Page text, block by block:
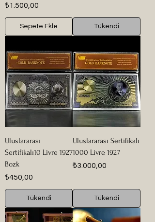
Fiyat
₺1.500,00
Sepete Ekle Tükendi
Uluslararası
Sertifikalı10 Livre 1927
Bozk
Fiyat
₺450,00
Tükendi
Uluslararası Sertifikalı
1000 Livre 1927
Fiyat
₺3.000,00
Tükendi